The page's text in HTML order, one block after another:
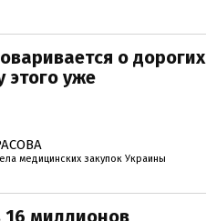
о дорогих
этого уже
медицинских закупок Украины
16 миллионов